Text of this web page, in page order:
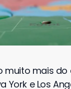
muito mais
York e Los